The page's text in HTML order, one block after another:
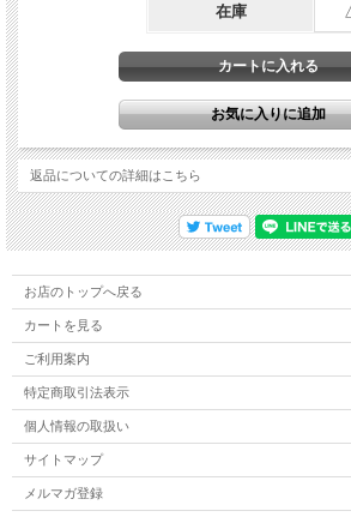
在庫
返品についての詳細はこちら
お店のトップへ戻る
カートを見る
ご利用案内
特定商取引法表示
個人情報の取扱い
サイトマップ
メルマガ登録